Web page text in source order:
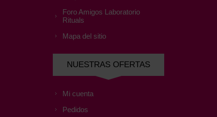
Foro Amigos Laboratorio
Rituals
Mapa del sitio
NUESTRAS OFERTAS
Mi cuenta
Pedidos